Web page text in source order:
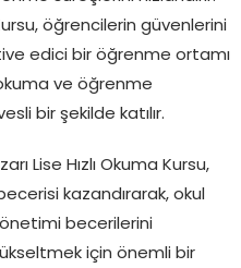
öğrencilerin güvenlerini
edici bir öğrenme ortamı
ve öğrenme
bir şekilde katılır.
Lise Hızlı Okuma Kursu,
kazandırarak, okul
becerilerini
için önemli bir